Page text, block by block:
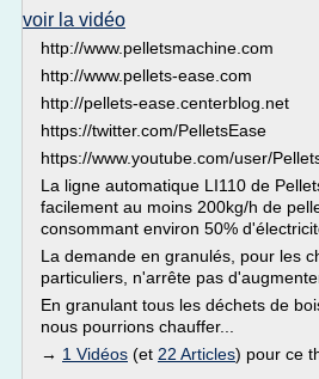
voir la vidéo
http://www.pelletsmachine.com
http://www.pellets-ease.com
http://pellets-ease.centerblog.net
https://twitter.com/PelletsEase
https://www.youtube.com/user/
La ligne automatique LI110 de
facilement au moins 200kg/h de
consommant environ 50%
La demande en granulés, pour les
particuliers, n'arrête pas
En granulant tous les déchets de
nous pourrions chauffer...
→ 1 Vidéos (et 22 Articles) pour ce